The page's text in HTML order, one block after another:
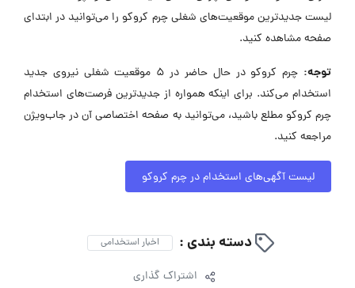
لیست جدیدترین موقعیت‌های شغلی چرم کروکو را می‌توانید در ابتدای
صفحه مشاهده کنید.
توجه:
چرم کروکو در حال حاضر در ۵ موقعیت شغلی نیروی جدید
استخدام می‌کند. برای اینکه همواره از جدیدترین فرصت‌های استخدام
چرم کروکو مطلع باشید، می‌توانید به صفحه اختصاصی آن در جاب‌ویژن
مراجعه کنید.
لیست آگهی‌های استخدام در چرم کروکو
دسته بندی : اخبار استخدامی
اشتراک گذاری